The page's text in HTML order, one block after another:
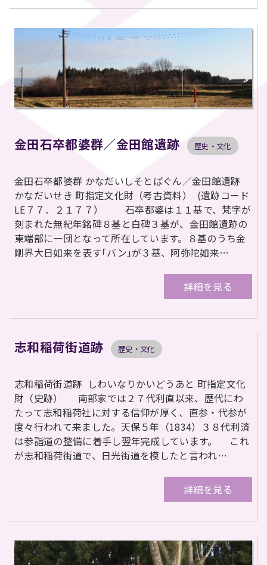
金田石卒都婆群／金田館遺跡 歴史・文化
金田石卒都婆群 かなだいしそとばぐん／金田館遺跡
かなだいせき 町指定文化財（考古資料） (遺跡コード
LE７７．２１７７） 石卒都婆は１１基で、梵字が
刻まれた無紀年銘碑８基と白碑３基が、金田館遺跡の
東端部に一団となって所在しています。８基のうち金
剛界大日如来を表す｢バン｣が３基、阿弥陀如来…
詳細を見る
志和稲荷街道跡 歴史・文化
志和稲荷街道跡 しわいなりかいどうあと 町指定文化
財（史跡） 南部家では２７代利直以来、歴代にわ
たって志和稲荷社に対する信仰が厚く、直参・代参が
度々行われて来ました。天保５年（1834）３８代利済
は参詣道の整備に着手し翌年完成しています。 これ
が志和稲荷街道で、日光街道を模したと言われ…
詳細を見る